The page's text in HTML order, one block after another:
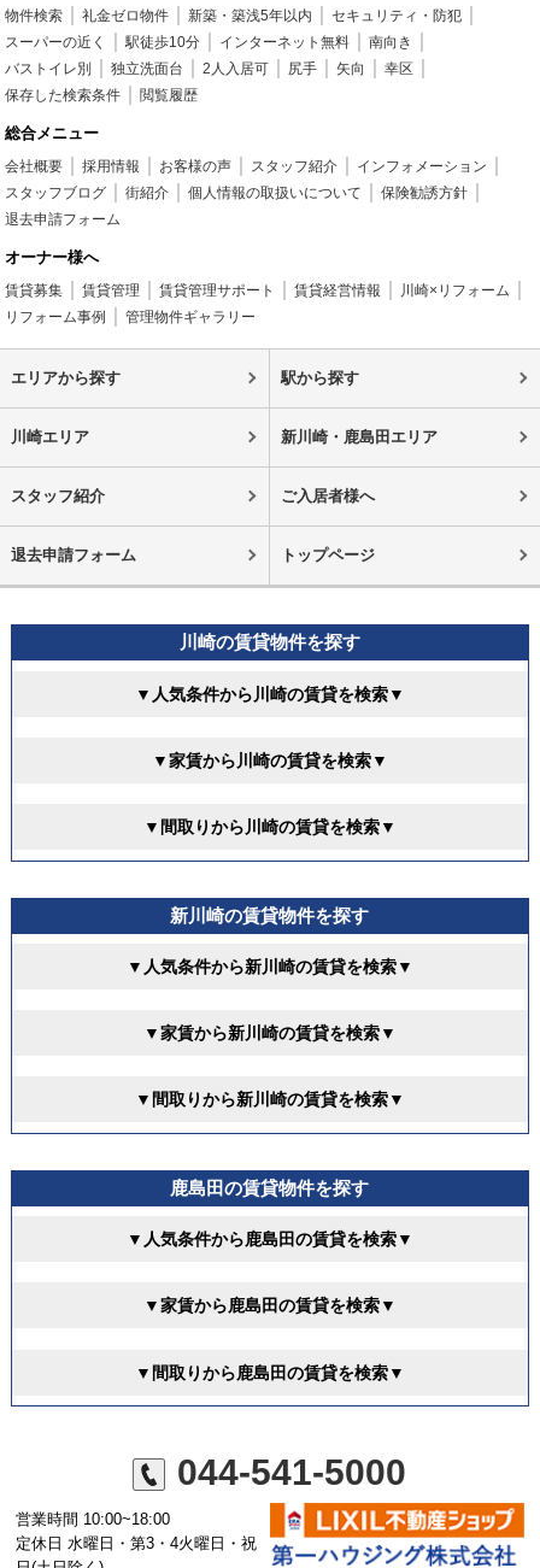
物件検索 礼金ゼロ物件 新築・築浅5年以内
セキュリティ・防犯
スーパーの近く
駅徒歩10分 インターネット無料
南向き
バストイレ別
独立洗面台 2人入居可 尻手 矢向
幸区
保存した検索条件
閲覧履歴
総合メニュー
会社概要 採用情報 お客様の声 スタッフ紹介
インフォメーション
スタッフブログ
街紹介 個人情報の取扱いについて
保険勧誘方針
退去申請フォーム
オーナー様へ
賃貸募集 賃貸管理 賃貸管理サポート 賃貸経営情報
川崎×リフォーム
リフォーム事例
管理物件ギャラリー
エリアから探す 駅から探す
川崎エリア 新川崎・鹿島田エリア
スタッフ紹介 ご入居者様へ
退去申請フォーム トップページ
川崎の賃貸物件を探す
▼人気条件から川崎の賃貸を検索▼
▼家賃から川崎の賃貸を検索▼
▼間取りから川崎の賃貸を検索▼
新川崎の賃貸物件を探す
▼人気条件から新川崎の賃貸を検索▼
▼家賃から新川崎の賃貸を検索▼
▼間取りから新川崎の賃貸を検索▼
鹿島田の賃貸物件を探す
▼人気条件から鹿島田の賃貸を検索▼
▼家賃から鹿島田の賃貸を検索▼
▼間取りから鹿島田の賃貸を検索▼
044-541-5000
営業時間 10:00~18:00
定休日 水曜日・第3・4火曜日・祝